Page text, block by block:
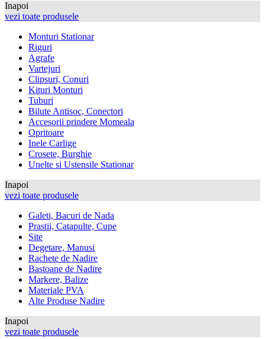
Inapoi
vezi toate produsele
Monturi Stationar
Riguri
Agrafe
Vartejuri
Clipsuri, Conuri
Kituri Monturi
Tuburi
Bilute Antisoc, Conectori
Accesorii prindere Momeala
Opritoare
Inele Carlige
Crosete, Burghie
Unelte si Ustensile Stationar
Inapoi
vezi toate produsele
Galeti, Bacuri de Nada
Prastii, Catapulte, Cupe
Site
Degetare, Manusi
Rachete de Nadire
Bastoane de Nadire
Markere, Balize
Materiale PVA
Alte Produse Nadire
Inapoi
vezi toate produsele